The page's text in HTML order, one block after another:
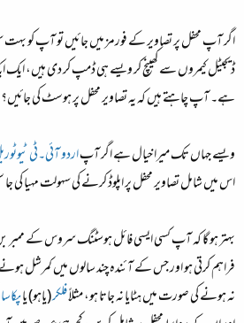
اگر آپ محفل پر تصاویر کے فورمز میں جائیں تو آپ کو بہت
ڈیجیٹل کیمروں سے کھینچ کر ویسے ہی ڈمپ کر دی ہیں، ایک
ہے۔ آپ چاہتے ہیں کہ یہ تصاویر محفل پر ہوسٹ کی جائیں؟
ویسے جہاں تک میرا خیال ہے اگر آپاردو آئی۔ٹی
اس میں شامل تصاویر محفل پر اپلوڈ کرنے کی سہولت مہیا کی
بہتر ہو گا کہ آپ کسی ایسی فائل ہوسٹنگ سروس کے ممبر
فراہم کرتی ہو اور جس کے آئندہ چند سالوں میں کمرشل ہونے
نہ ہونے کی صورت میں ہٹایا نہ جاتا ہو، مثلاًفلکر(یاہو) یاپکاسا